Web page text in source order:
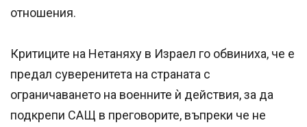
отношения.
Критиците на Нетаняху в Израел го обвиниха, че е
предал суверенитета на страната с
ограничаването на военните ѝ действия, за да
подкрепи САЩ в преговорите, въпреки че не